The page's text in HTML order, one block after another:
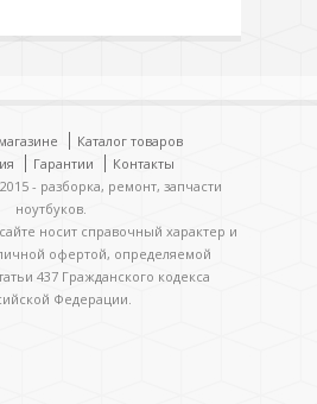
Каталог товаров
Гарантии
Контакты
- разборка, ремонт, запчасти
ноутбуков.
носит справочный характер и
офертой, определяемой
437 Гражданского кодекса
Федерации.